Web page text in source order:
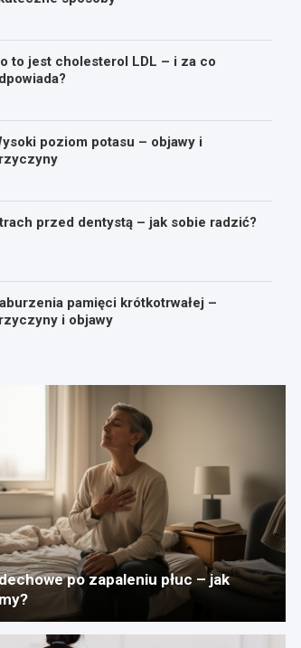
to jest cholesterol LDL – i za co
poziom potasu – objawy i
przed dentystą – jak sobie radzić?
pamięci krótkotrwałej –
i objawy
po zapaleniu płuc – jak